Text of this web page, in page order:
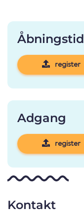
register
Adgang
register
Kontakt